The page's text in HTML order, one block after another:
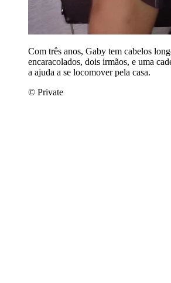
Com três anos, Gaby tem cabelos
encaracolados, dois irmãos, e uma
a ajuda a se locomover pela casa.
© Private